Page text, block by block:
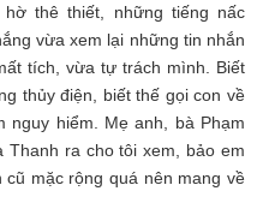
thê thiết, những tiếng nấc
vừa xem lại những tin nhắn
tích, vừa tự trách mình. Biết
thủy điện, biết thế gọi con về
nguy hiểm. Mẹ anh, bà Phạm
Thanh ra cho tôi xem, bảo em
mặc rộng quá nên mang về